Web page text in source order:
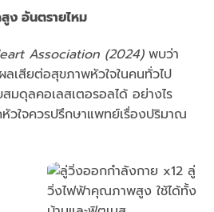
ง อันตรายไหม
Association (2024)พบว่า
ลเสียต่อสุขภาพหัวใจในคนทั่วไป
สมดุลคอเลสเตอรอลได้ อย่างไร
วใจควรปรึกษาแพทย์เรื่องปริมาณ